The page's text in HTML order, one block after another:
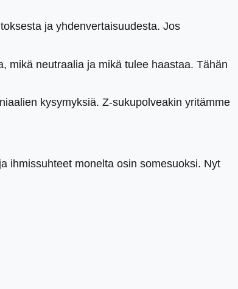
ja yhdenvertaisuudesta. Jos
mikä neutraalia ja mikä tulee haastaa. Tähän
kysymyksiä. Z-sukupolveakin yritämme
ihmissuhteet monelta osin somesuoksi. Nyt